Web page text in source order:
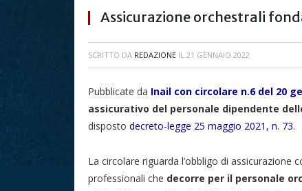
Assicurazione orchestrali
SCRITTO DA REDAZIONE IL 21 GENNAIO 2022
Pubblicate da Inail con circolare n.6 del 20
assicurativo del personale dipendente
disposto decreto-legge 25 maggio 2021, n. 73.
La circolare riguarda l’obbligo di
professionali che decorre per il personale